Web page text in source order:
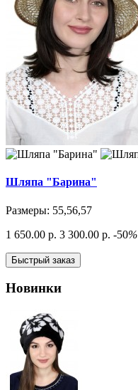
Шляпа "Барина"
Размеры: 55,56,57
1 650.00 р. 3 300.00 р. -50%
Быстрый заказ
Новинки